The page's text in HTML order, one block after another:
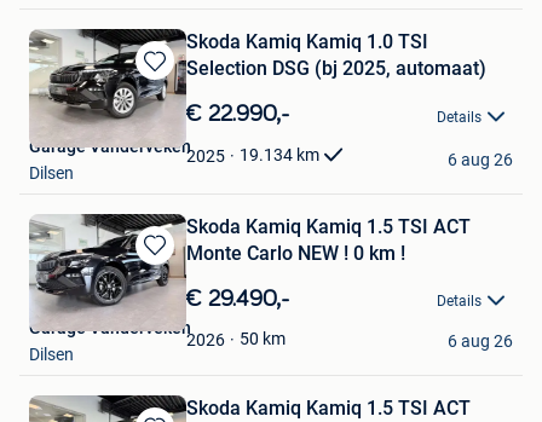
Bewaren
in
Mijn
Favorieten
Skoda Kamiq Kamiq 1.0 TSI
Selection DSG (bj 2025, automaat)
€ 22.990,- Details
2025 19.134 km
Garage Vanderveken
Dilsen
6 aug 26
Bewaren
in
Mijn
Favorieten
Skoda Kamiq Kamiq 1.5 TSI ACT
Monte Carlo NEW ! 0 km !
€ 29.490,- Details
2026 50 km
Garage Vanderveken
Dilsen
6 aug 26
Skoda Kamiq Kamiq 1.5 TSI ACT